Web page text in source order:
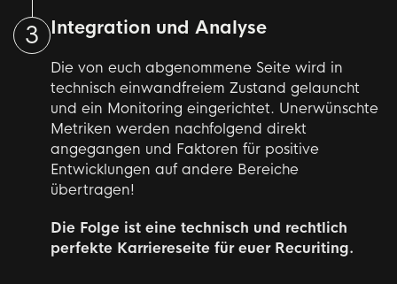
3 Integration und Analyse
Die von euch abgenommene Seite wird in
technisch einwandfreiem Zustand gelauncht
und ein Monitoring eingerichtet. Unerwünschte
Metriken werden nachfolgend direkt
angegangen und Faktoren für positive
Entwicklungen auf andere Bereiche
übertragen!
Die Folge ist eine technisch und rechtlich
perfekte Karriereseite für euer Recuriting.